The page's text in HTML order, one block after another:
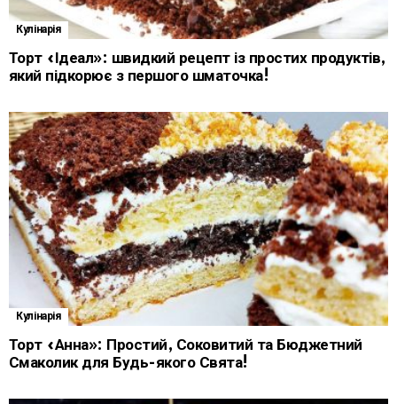
Кулінарія
Торт «Ідеал»: швидкий рецепт із простих продуктів,
який підкорює з першого шматочка!
Кулінарія
Торт «Анна»: Простий, Соковитий та Бюджетний
Смаколик для Будь-якого Свята!